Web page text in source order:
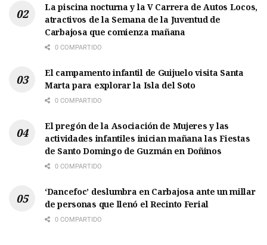
La piscina nocturna y la V Carrera de Autos Locos,
atractivos de la Semana de la Juventud de
Carbajosa que comienza mañana
0 COMPARTIDO
El campamento infantil de Guijuelo visita Santa
Marta para explorar la Isla del Soto
0 COMPARTIDO
El pregón de la Asociación de Mujeres y las
actividades infantiles inician mañana las Fiestas
de Santo Domingo de Guzmán en Doñinos
0 COMPARTIDO
‘Dancefoc’ deslumbra en Carbajosa ante un millar
de personas que llenó el Recinto Ferial
0 COMPARTIDO